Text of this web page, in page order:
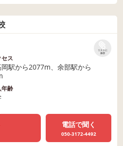
リストに
保存
セス
駅から2077m、余部駅から
年齢
電話で聞く
050-3172-4492